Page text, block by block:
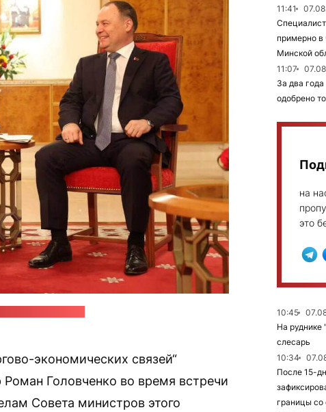
экономических связей“
Головченко во время встречи
Совета министров этого
11:41
примерно в
Минской
11:07
За два
одобрено
на
это
10:45
На руднике
слесарь
10:34
После 15-
границы со